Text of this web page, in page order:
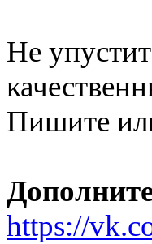
Не
Пишите
https://